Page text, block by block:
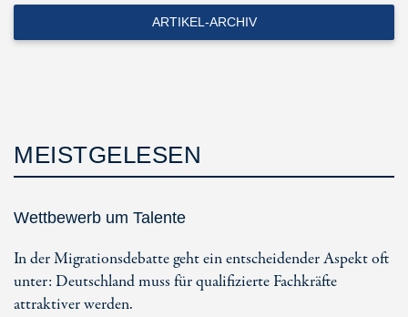
ARTIKEL-ARCHIV
MEISTGELESEN
Wettbewerb um Talente
In der Migrationsdebatte geht ein entscheidender Aspekt oft
unter: Deutschland muss für qualifizierte Fachkräfte
attraktiver werden.